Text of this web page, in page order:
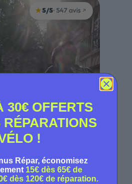
★5/5· 547 avis ↗
kg sur son cargo
30€ OFFERTS
RÉPARATIONS
!
Répar, économisez
15€ dès 65€ de
dès 120€ de réparation.